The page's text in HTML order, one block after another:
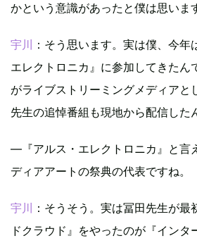
かという意識があったと僕は思いま
宇川
：そう思います。実は僕、今年
エレクトロニカ』に参加してきたん
がライブストリーミングメディアと
先生の追悼番組も現地から配信した
―『アルス・エレクトロニカ』と言
ディアアートの祭典の代表ですね。
宇川
：そうそう。実は冨田先生が
ドクラウド』をやったのが『インタ